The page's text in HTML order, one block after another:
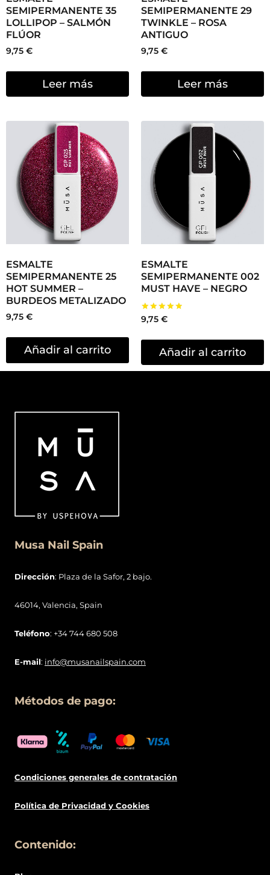
SEMIPERMANENTE 35
LOLLIPOP – SALMÓN
FLÚOR
9,75 €
Leer más
SEMIPERMANENTE 29
TWINKLE – ROSA
ANTIGUO
9,75 €
Leer más
ESMALTE
SEMIPERMANENTE 25
HOT SUMMER –
BURDEOS METALIZADO
9,75 €
Añadir al carrito
ESMALTE
SEMIPERMANENTE 002
MUST HAVE – NEGRO
Valorado
con
de 5
9,75 €
Añadir al carrito
Musa Nail Spain
Dirección: Plaza de la Safor, 2 bajo.
46014, Valencia, Spain
Teléfono: +34 744 680 508
E-mail: info@musanailspain.com
Métodos de pago:
Condiciones generales de contratación
Política de Privacidad y Cookies
Contenido: